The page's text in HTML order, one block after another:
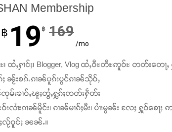
Membership
฿ 19 ฿ 169
/mo
ထႆႇႁၢင်ႈ၊ Blogger, Vlog ထႆႇဝီႊတီႊဢူဝ်ႊ တတ်းတေ
ၼႂ်းၶၵ်ႉၵၢၼ်ပူၵ်းပွင်ၵၢၼ်သိုဝ်ႇ
ၸုမ်းၶၢဝ်ႇၽူႈတွႆႇႁွၵ်ႈၸတ်းႁဵတ်း
လၢႆးၵၢၼ်မိူင်း၊ ၵၢၼ်မၢၵ်ႈမီး၊ ပၢႆးမွၼ်း လႄႈ ႁူဝ်ၶေႃႈ
လႂ်ဝူင်ႈ ၼၼ်ႉ။